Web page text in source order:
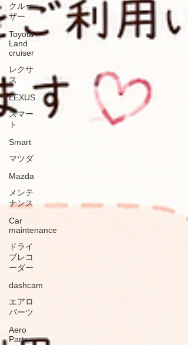
クルー
ザー
Toyota
Land
cruiser
レクサ
ス
LEXUS
スマー
ト
Smart
マツダ
Mazda
メンテ
ナンス
Car
maintenance
ドライ
ブレコ
ーダー
dashcam
エアロ
パーツ
Aero
Parts